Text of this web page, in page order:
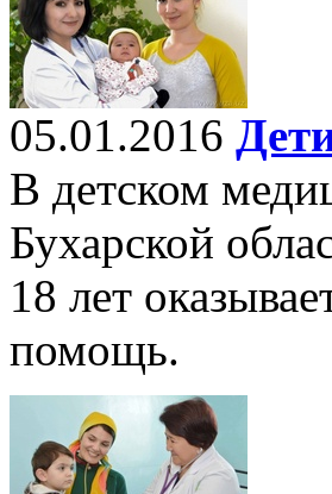
05.01.2016
В детском
Бухарской
18 лет
помощь.